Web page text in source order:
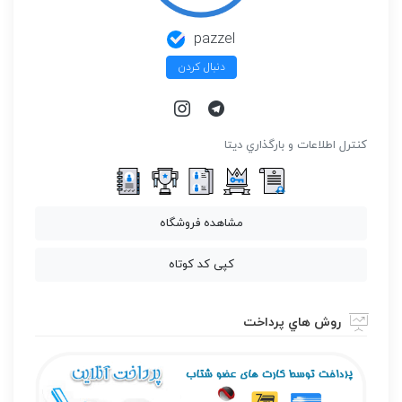
pazzel
دنبال کردن
كنترل اطلاعات و بارگذاري ديتا
مشاهده فروشگاه
کپی کد کوتاه
روش هاي پرداخت